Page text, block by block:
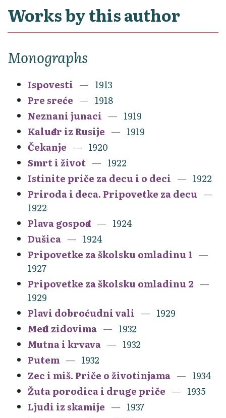
Works by this author
Monographs
Ispovesti
1913
Pre sreće
1918
Neznani junaci
1919
Kaluđer iz Rusije
1919
Čekanje
1920
Smrt i život
1922
Istinite priče za decu i o deci
1922
Priroda i deca. Pripovetke za decu
1922
Plava gospođa
1924
Dušica
1924
Pripovetke za školsku omladinu 1
1927
Pripovetke za školsku omladinu 2
1929
Plavi dobroćudni vali
1929
Među zidovima
1932
Mutna i krvava
1932
Putem
1932
Zec i miš. Priče o životinjama
1934
Žuta porodica i druge priče
1935
Ljudi iz skamije
1937